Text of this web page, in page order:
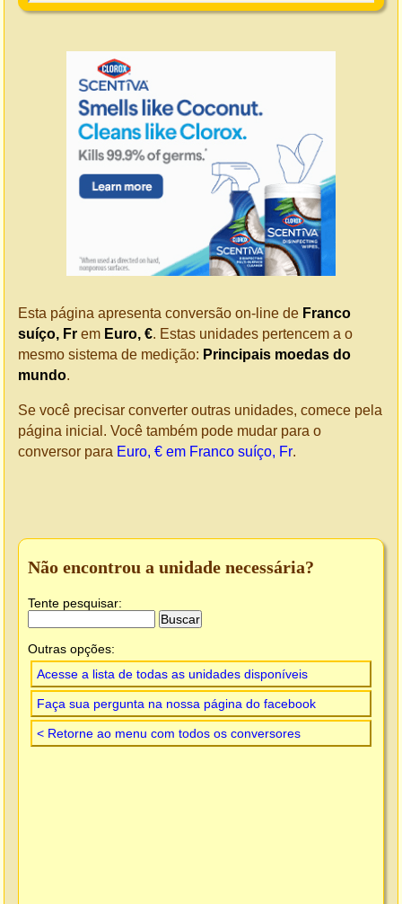
Esta página apresenta conversão on-line de Franco
suíço, Fr em Euro, €. Estas unidades pertencem a o
mesmo sistema de medição: Principais moedas do
mundo.
Se você precisar converter outras unidades, comece pela
página inicial. Você também pode mudar para o
conversor para Euro, € em Franco suíço, Fr.
Não encontrou a unidade necessária?
Tente pesquisar:
Outras opções:
Acesse a lista de todas as unidades disponíveis
Faça sua pergunta na nossa página do facebook
< Retorne ao menu com todos os conversores